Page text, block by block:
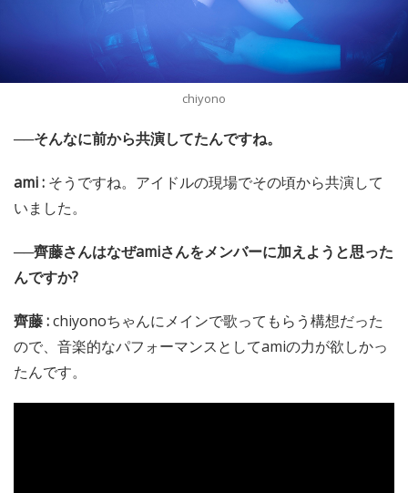
chiyono
──そんなに前から共演してたんですね。
ami : そうですね。アイドルの現場でその頃から共演して
いました。
──齊藤さんはなぜamiさんをメンバーに加えようと思った
んですか?
齊藤 :chiyonoちゃんにメインで歌ってもらう構想だった
ので、音楽的なパフォーマンスとしてamiの力が欲しかっ
たんです。